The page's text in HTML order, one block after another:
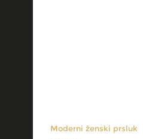
Moderni ženski prsluk